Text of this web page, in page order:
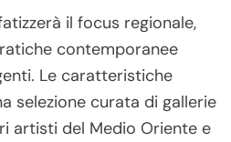
il focus regionale,
contemporanee
Le caratteristiche
selezione curata di gallerie
artisti del Medio Oriente e